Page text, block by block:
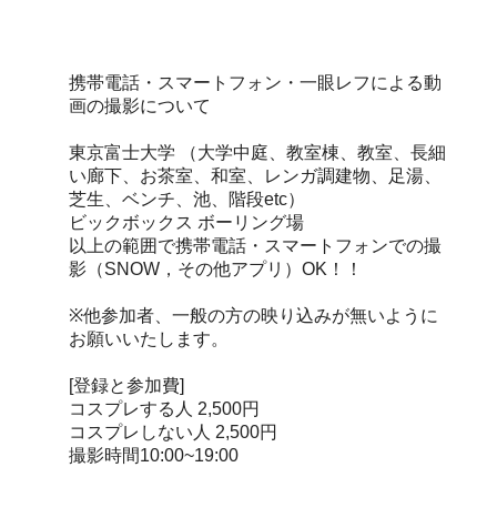
携帯電話・スマートフォン・一眼レフによる動
画の撮影について
東京富士大学 （大学中庭、教室棟、教室、長細
い廊下、お茶室、和室、レンガ調建物、足湯、
芝生、ベンチ、池、階段etc）
ビックボックス ボーリング場
以上の範囲で携帯電話・スマートフォンでの撮
影（SNOW，その他アプリ）OK！！
※他参加者、一般の方の映り込みが無いように
お願いいたします。
[登録と参加費]
コスプレする人 2,500円
コスプレしない人 2,500円
撮影時間10:00~19:00